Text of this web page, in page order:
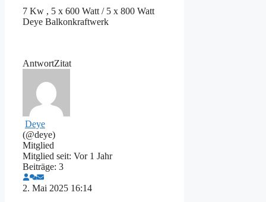
7 Kw , 5 x 600 Watt / 5 x 800 Watt
Deye Balkonkraftwerk
AntwortZitat
Deye
(@deye)
Mitglied
Mitglied seit: Vor 1 Jahr
Beiträge: 3
2. Mai 2025 16:14